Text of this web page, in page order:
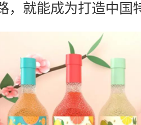
，就能成为打造中国